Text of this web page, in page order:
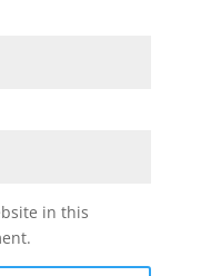
in this